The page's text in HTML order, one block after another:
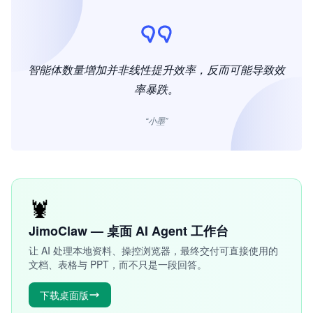
智能体数量增加并非线性提升效率，反而可能导致效
率暴跌。
“小墨”
🦞
JimoClaw — 桌面 AI Agent 工作台
让 AI 处理本地资料、操控浏览器，最终交付可直接使用的
文档、表格与 PPT，而不只是一段回答。
下载桌面版